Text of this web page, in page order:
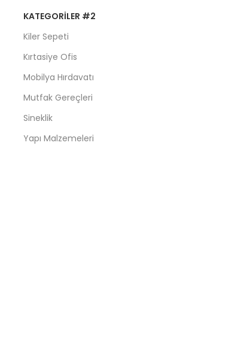
KATEGORILER #2
Kiler Sepeti
Kırtasiye Ofis
Mobilya Hırdavatı
Mutfak Gereçleri
Sineklik
Yapı Malzemeleri